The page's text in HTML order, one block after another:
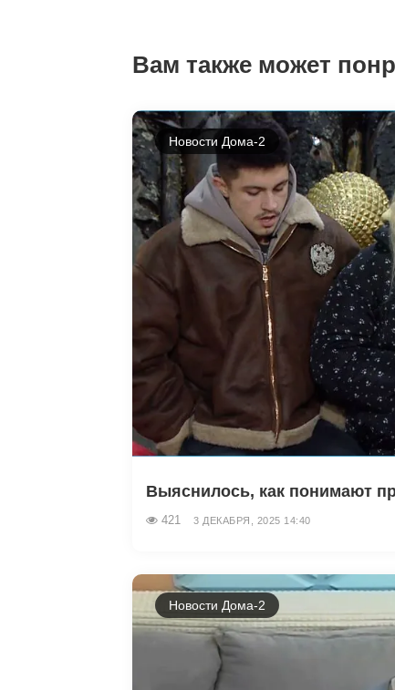
Вам также может
Новости Дома-2
Выяснилось, как понимают
421 3 ДЕКАБРЯ, 2025 14:40
Новости Дома-2